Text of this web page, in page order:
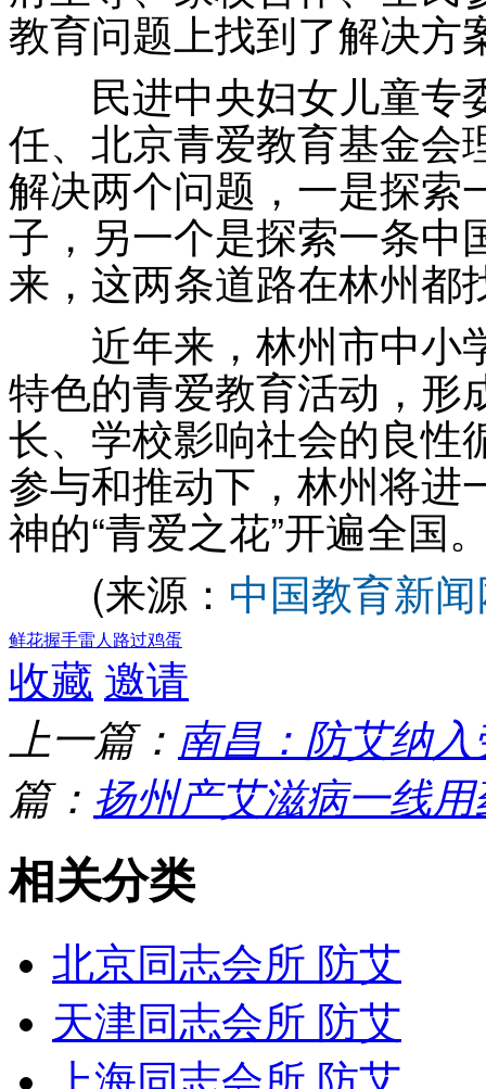
教育问题上找到了解决方
民进中央妇女儿童专
任、北京青爱教育基金会
解决两个问题，一是探索
子，另一个是探索一条中
来，这两条道路在林州都
近年来，林州市中小
特色的青爱教育活动，形
长、学校影响社会的良性
参与和推动下，林州将进
神的“青爱之花”开遍全国
(来源： 中国教育新
鲜花握手雷人 路过鸡蛋
收藏 邀请
上一篇： 南昌：防艾纳
篇： 扬州产艾滋病一线用
相关分类
北京同志会所 防艾
天津同志会所 防艾